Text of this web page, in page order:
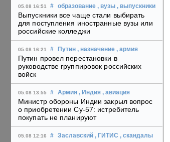
05.08 16:51 # образование , вузы , выпускники
Выпускники все чаще стали выбирать
для поступления иностранные вузы или
российские колледжи
05.08 16:21 # Путин , назначение , армия
Путин провел перестановки в
руководстве группировок российских
войск
05.08 13:55 # Армия , Индия , авиация
Министр обороны Индии закрыл вопрос
о приобретении Су-57: истребитель
покупать не планируют
05.08 12:16 # Заславский , ГИТИС , скандалы